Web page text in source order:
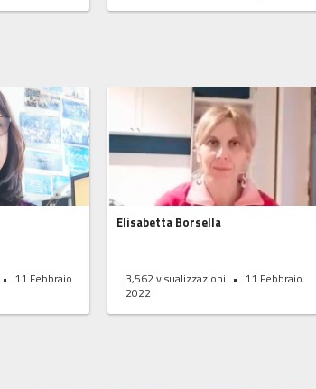
11 Febbraio
Elisabetta Borsella
3,562visualizzazioni
11 Febbraio
2022